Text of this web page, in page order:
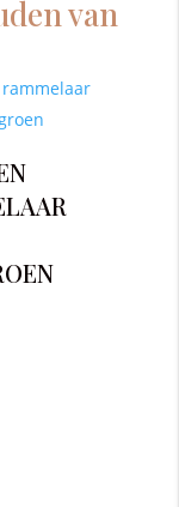
van